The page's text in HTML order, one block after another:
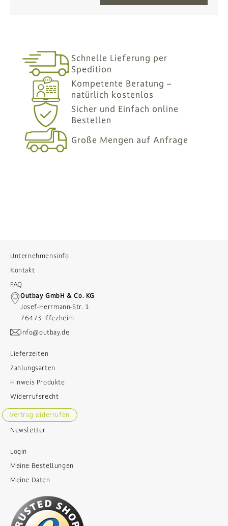
Schnelle Lieferung per
Spedition
Kompetente Beratung –
natürlich kostenlos
Sicher und Einfach online
Bestellen
Große Mengen auf Anfrage
Unternehmensinfo
Kontakt
FAQ
Outbay GmbH & Co. KG
Josef-Herrmann-Str. 1
76473 Iffezheim
info@outbay.de
Lieferzeiten
Zahlungsarten
Hinweis Produkte
Widerrufsrecht
Vertrag widerrufen
Newsletter
Login
Meine Bestellungen
Meine Daten